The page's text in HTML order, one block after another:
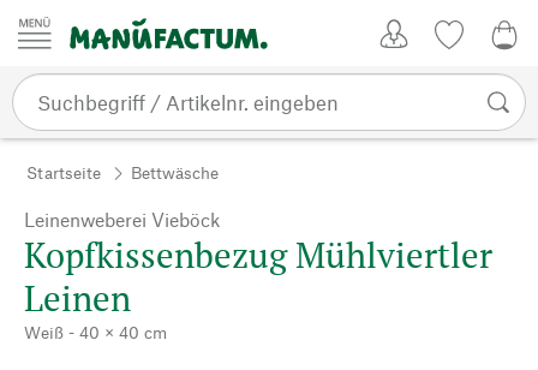
Zum Inhalt springen
Startseite Bettwäsche
Leinenweberei Vieböck
Kopfkissenbezug Mühlviertler
Leinen
Weiß - 40 × 40 cm